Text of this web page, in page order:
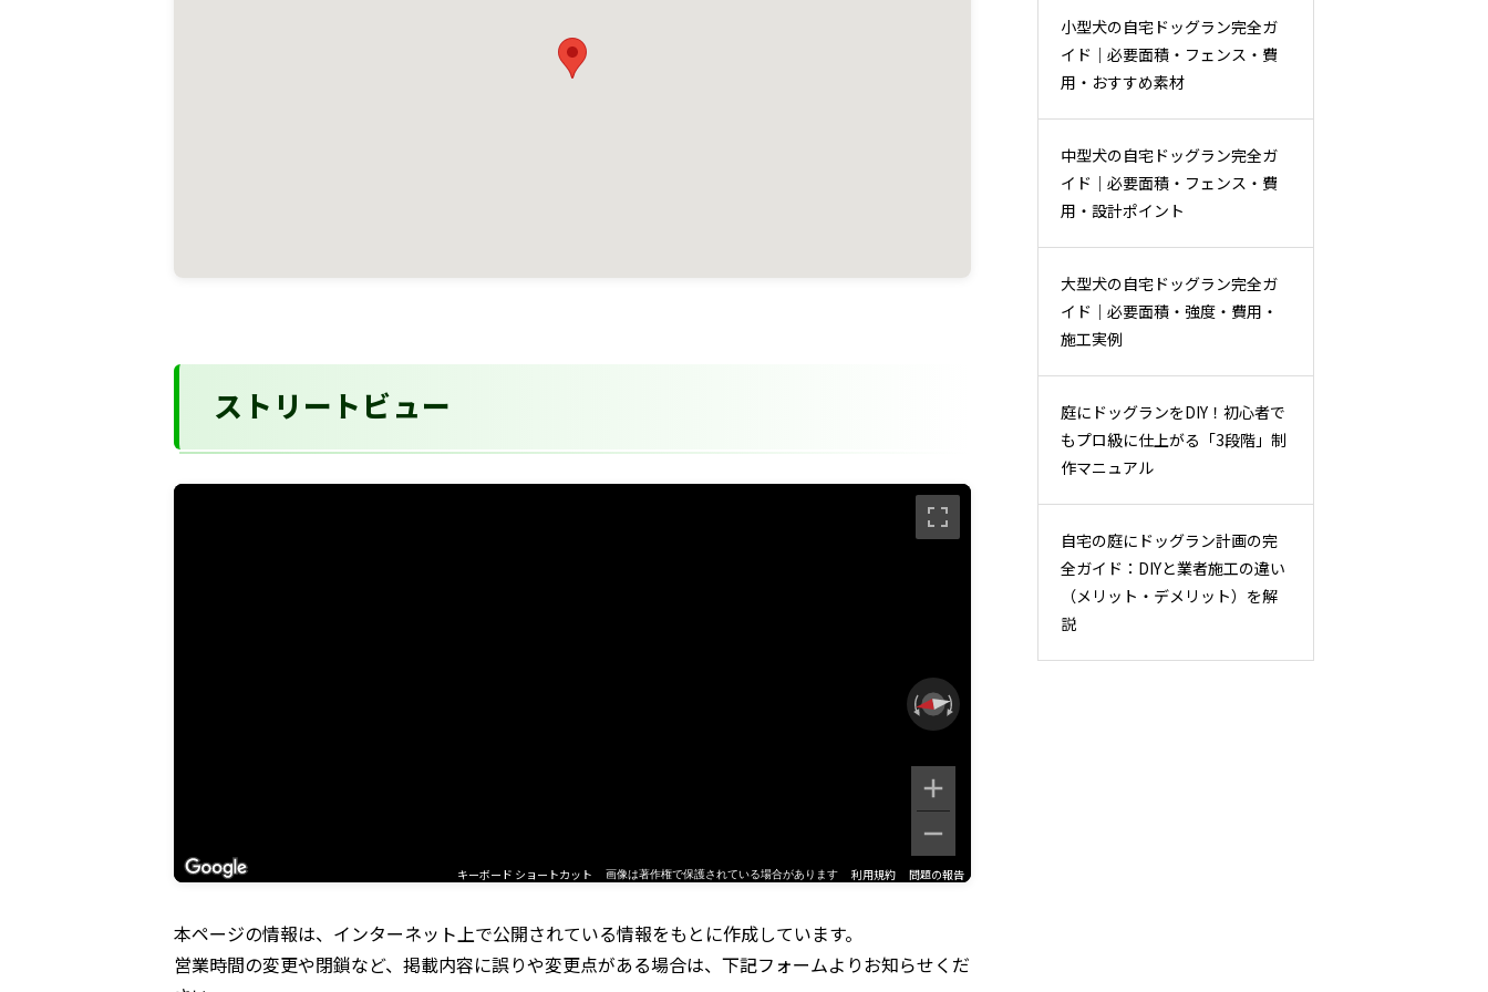
ストリートビュー
キーボード ショートカット 画像は著作権で保護されている場合があります 利用規約 問題の報告
本ページの情報は、インターネット上で公開されている情報をもとに作成しています。
営業時間の変更や閉鎖など、掲載内容に誤りや変更点がある場合は、下記フォームよりお知らせくだ
小型犬の自宅ドッグラン完全ガ
イド｜必要面積・フェンス・費
用・おすすめ素材
中型犬の自宅ドッグラン完全ガ
イド｜必要面積・フェンス・費
用・設計ポイント
大型犬の自宅ドッグラン完全ガ
イド｜必要面積・強度・費用・
施工実例
庭にドッグランをDIY！初心者で
もプロ級に仕上がる「3段階」制
作マニュアル
自宅の庭にドッグラン計画の完
全ガイド：DIYと業者施工の違い
（メリット・デメリット）を解
説